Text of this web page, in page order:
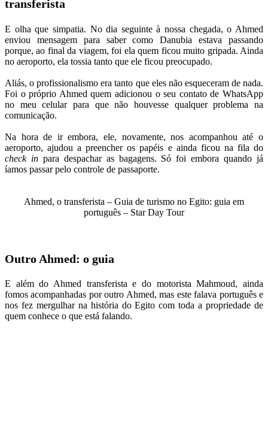
transferista
E olha que simpatia. No dia seguinte à nossa chegada, o Ahmed
enviou mensagem para saber como Danubia estava passando
porque, ao final da viagem, foi ela quem ficou muito gripada. Ainda
no aeroporto, ela tossia tanto que ele ficou preocupado.
Aliás, o profissionalismo era tanto que eles não esqueceram de nada.
Foi o próprio Ahmed quem adicionou o seu contato de WhatsApp
no meu celular para que não houvesse qualquer problema na
comunicação.
Na hora de ir embora, ele, novamente, nos acompanhou até o
aeroporto, ajudou a preencher os papéis e ainda ficou na fila do
check in para despachar as bagagens. Só foi embora quando já
íamos passar pelo controle de passaporte.
Ahmed, o transferista – Guia de turismo no Egito: guia em
português – Star Day Tour
Outro Ahmed: o guia
E além do Ahmed transferista e do motorista Mahmoud, ainda
fomos acompanhadas por outro Ahmed, mas este falava português e
nos fez mergulhar na história do Egito com toda a propriedade de
quem conhece o que está falando.